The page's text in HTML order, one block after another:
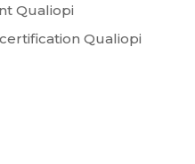
Qualiopi
Qualiopi